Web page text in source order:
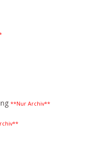
**Nur Archiv**